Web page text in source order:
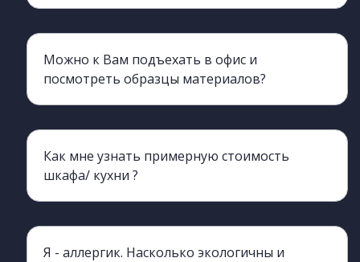
Можно к Вам подъехать в офис и
посмотреть образцы материалов?
Как мне узнать примерную стоимость
шкафа/ кухни ?
Я - аллергик. Насколько экологичны и